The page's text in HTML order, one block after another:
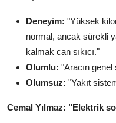
Deneyim: "Yüksek
normal, ancak sürekli
kalmak can sıkıcı."
Olumlu: "Aracın
Olumsuz: "Yakıt
Cemal Yılmaz: "Elektrik